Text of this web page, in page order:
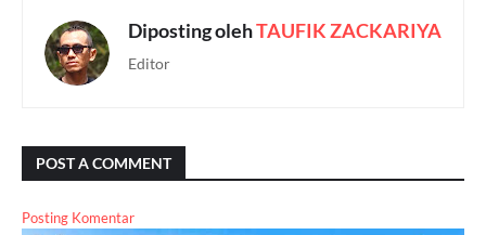
Diposting olehTAUFIK ZACKARIYA
Editor
POST A COMMENT
Posting Komentar